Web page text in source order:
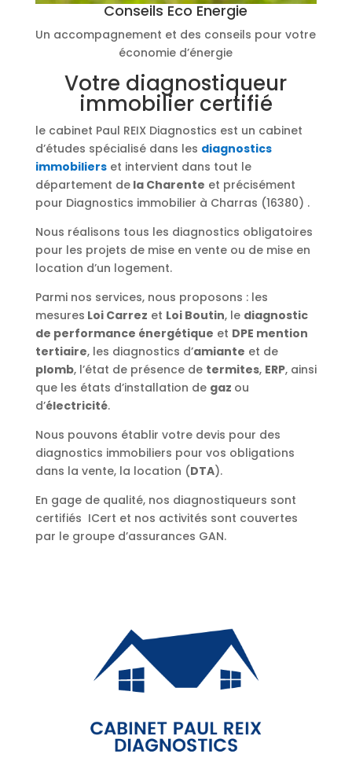
Conseils Eco Energie
Un accompagnement et des conseils pour votre
économie d’énergie
Votre diagnostiqueur
immobilier certifié
le cabinet Paul REIX Diagnostics est un cabinet
d’études spécialisé dans les diagnostics
immobilierset intervient dans tout le
département dela Charente et précisément
pour Diagnostics immobilier à Charras (16380) .
Nous réalisons tous les diagnostics obligatoires
pour les projets de mise en vente ou de mise en
location d’un logement.
Parmi nos services, nous proposons : les
mesures Loi Carrez et Loi Boutin, le diagnostic
de performance énergétique et DPE mention
tertiaire, les diagnostics d’amiante et de
plomb, l’état de présence de termites, ERP, ainsi
que les états d’installation de gaz ou
d’électricité.
Nous pouvons établir votre devis pour des
diagnostics immobiliers pour vos obligations
dans la vente, la location (DTA).
En gage de qualité, nos diagnostiqueurs sont
certifiés ICert et nos activités sont couvertes
par le groupe d’assurances GAN.